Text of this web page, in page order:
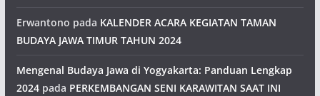
Erwantono pada KALENDER ACARA KEGIATAN TAMAN
BUDAYA JAWA TIMUR TAHUN 2024
Mengenal Budaya Jawa di Yogyakarta: Panduan Lengkap
2024pada PERKEMBANGAN SENI KARAWITAN SAAT INI